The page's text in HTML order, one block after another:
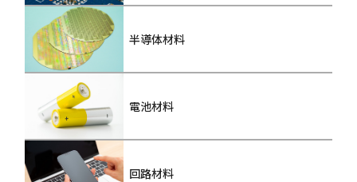
半導体材料
電池材料
回路材料